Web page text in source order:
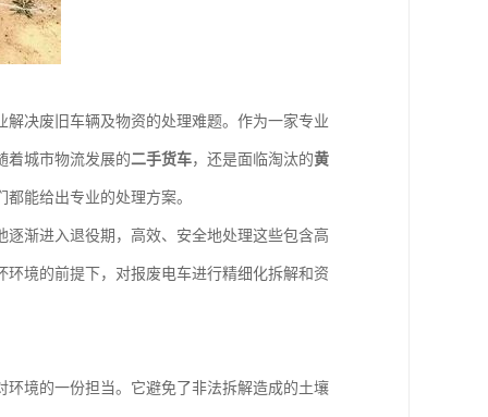
决废旧车辆及物资的处理难题。作为一家专业
着城市物流发展的二手货车，还是面临淘汰的黄
都能给出专业的处理方案。
渐进入退役期，高效、安全地处理这些包含高
境的前提下，对报废电车进行精细化拆解和资
境的一份担当。它避免了非法拆解造成的土壤